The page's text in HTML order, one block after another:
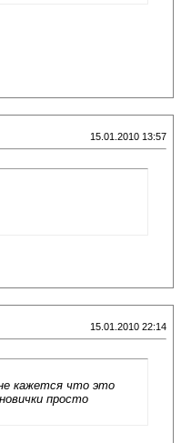
15.01.2010 13:57
15.01.2010 22:14
кажется что это
просто